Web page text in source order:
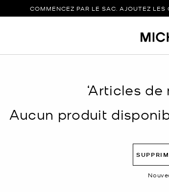
COMMENCEZ PAR LE SAC. AJOUTEZ LES
‘Articles
Aucun produit